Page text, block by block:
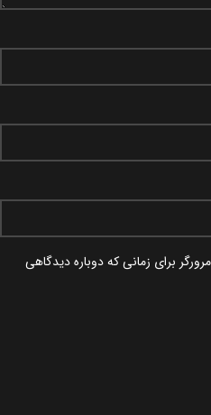
برای زمانی که دوباره دیدگاهی